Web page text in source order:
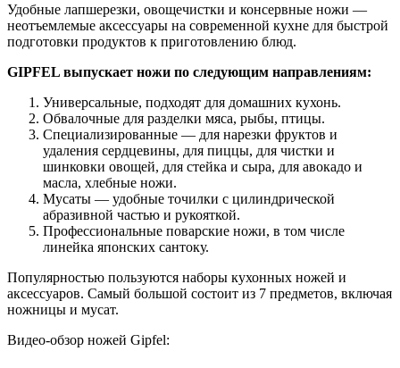
Удобные лапшерезки, овощечистки и консервные ножи —
неотъемлемые аксессуары на современной кухне для быстрой
подготовки продуктов к приготовлению блюд.
GIPFEL выпускает ножи по следующим направлениям:
Универсальные, подходят для домашних кухонь.
Обвалочные для разделки мяса, рыбы, птицы.
Специализированные — для нарезки фруктов и
удаления сердцевины, для пиццы, для чистки и
шинковки овощей, для стейка и сыра, для авокадо и
масла, хлебные ножи.
Мусаты — удобные точилки с цилиндрической
абразивной частью и рукояткой.
Профессиональные поварские ножи, в том числе
линейка японских сантоку.
Популярностью пользуются наборы кухонных ножей и
аксессуаров. Самый большой состоит из 7 предметов, включая
ножницы и мусат.
Видео-обзор ножей Gipfel: